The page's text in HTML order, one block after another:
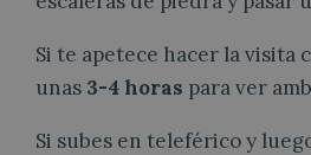
Si te apetece hacer la visita
unas 3-4 horas para ver
Si subes en teleférico y